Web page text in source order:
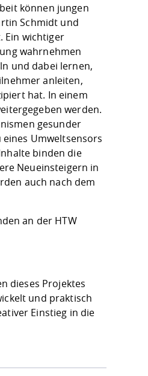
können jungen
Schmidt und
Ein wichtiger
wahrnehmen
und dabei lernen,
anleiten,
hat. In einem
werden.
gesunder
Umweltsensors
binden die
Neueinsteigern in
auch nach dem
an der HTW
dieses Projektes
und praktisch
Einstieg in die